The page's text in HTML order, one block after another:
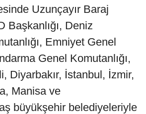
Uzunçayır Baraj
Başkanlığı, Deniz
Emniyet Genel
Genel Komutanlığı,
Diyarbakır, İstanbul, İzmir,
Manisa ve
büyükşehir belediyeleriyle